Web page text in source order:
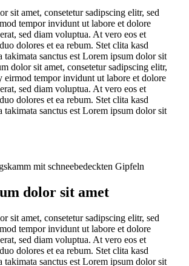
sit amet, consetetur sadipscing elitr, sed
tempor invidunt ut labore et dolore
sed diam voluptua. At vero eos et
dolores et ea rebum. Stet clita kasd
takimata sanctus est Lorem ipsum dolor sit
dolor sit amet, consetetur sadipscing elitr,
eirmod tempor invidunt ut labore et dolore
sed diam voluptua. At vero eos et
dolores et ea rebum. Stet clita kasd
takimata sanctus est Lorem ipsum dolor sit
dolor sit amet
sit amet, consetetur sadipscing elitr, sed
tempor invidunt ut labore et dolore
sed diam voluptua. At vero eos et
dolores et ea rebum. Stet clita kasd
takimata sanctus est Lorem ipsum dolor sit